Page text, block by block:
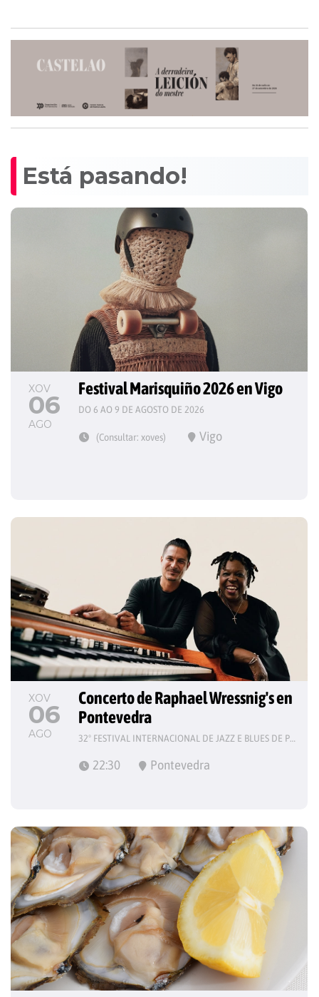
Está pasando!
XOV
06
AGO
Festival Marisquiño 2026 en Vigo
DO 6 AO 9 DE AGOSTO DE 2026
(Consultar: xoves) Vigo
XOV
06
AGO
Concerto de Raphael Wressnig's en
Pontevedra
32º FESTIVAL INTERNACIONAL DE JAZZ E BLUES DE PONTEVEDRA
22:30 Pontevedra